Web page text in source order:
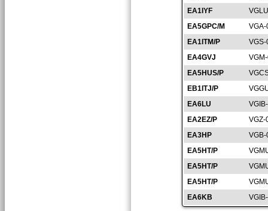
EA1IYF
EA5GPC/M
EA1ITM/P
EA4GVJ
EA5HUS/P
EB1ITJ/P
EA6LU
EA2EZ/P
VGZ-
EA3HP
EA5HT/P
EA5HT/P
EA5HT/P
EA6KB